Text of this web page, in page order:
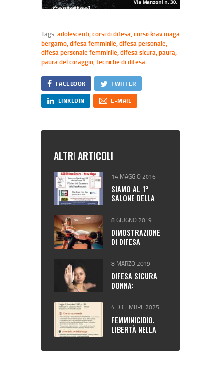
Tags:adolescenti,corsi di difesa,corso krav maga
bergamo,difesa femminile,difesa personale,
difesa personale femminile,difesa sicura,paura,
paura del coraggio,tecniche di difesa
FACEBOOK TWITTER
LINKEDIN E-MAIL
ALTRI ARTICOLI
14 MAGGIO 2016
SIAMO AL 1°
SALONE DELLA
DELLA DIFESA
2016)
8 GIUGNO 2019
DIMOSTRAZIONE
DI DIFESA
BERGAMO
8 MARZO 2019
DIFESA SICURA
DONNA:
DEL CORSO
4 DICEMBRE 2025
FEMMINICIDIO.
LIBERTÀ NELLA